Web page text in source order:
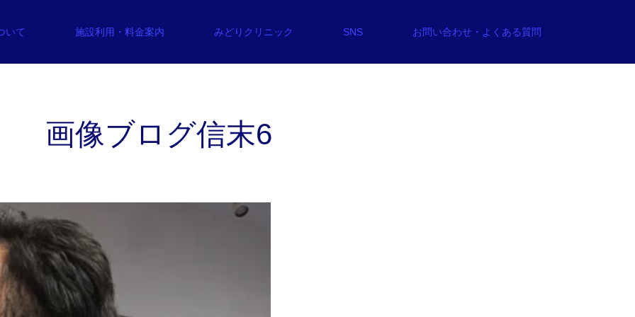
いて 施設利用・料金案内 みどりクリニック SNS お問い合わせ・よくある質問
画像ブログ信末6